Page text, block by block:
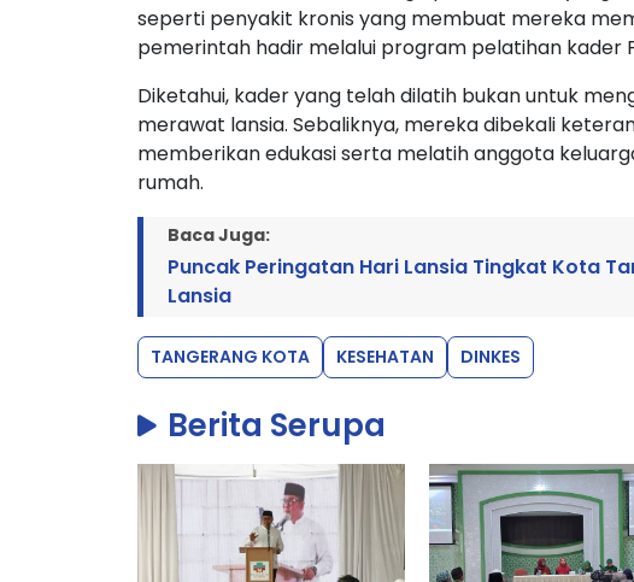
seperti penyakit kronis yang membuat mereka
pemerintah hadir melalui program pelatihan kader
Diketahui, kader yang telah dilatih bukan untuk
merawat lansia. Sebaliknya, mereka dibekali
memberikan edukasi serta melatih anggota
rumah.
Baca Juga:
Puncak Peringatan Hari Lansia Tingkat Kota
Lansia
TANGERANG KOTA KESEHATAN DINKES
Berita Serupa